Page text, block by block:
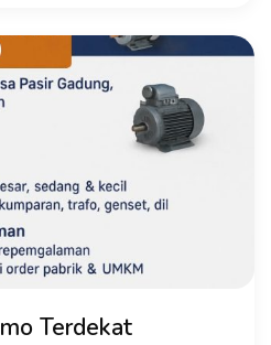
Terdekat